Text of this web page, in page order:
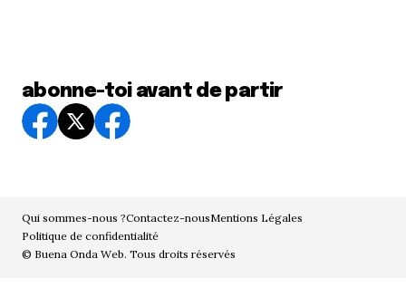
abonne-toi avant de partir
Qui sommes-nous ?Contactez-nousMentions Légales
Politique de confidentialité
© Buena Onda Web. Tous droits réservés